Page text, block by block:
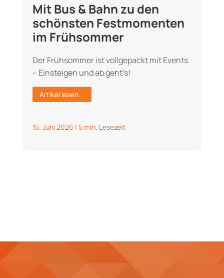
Mit Bus & Bahn zu den
schönsten Festmomenten
im Frühsommer
Der Frühsommer ist vollgepackt mit Events
– Einsteigen und ab geht’s!
Artikel lesen...
15. Juni 2026 | 5 min. Lesezeit